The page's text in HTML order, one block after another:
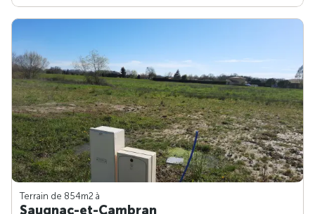
Terrain de 854m2 à
Saugnac-et-Cambran